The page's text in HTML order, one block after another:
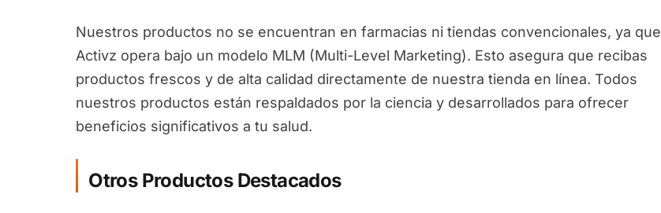
Nuestros productos no se encuentran en farmacias ni tiendas convencionales, ya que
Activz opera bajo un modelo MLM (Multi-Level Marketing). Esto asegura que recibas
productos frescos y de alta calidad directamente de nuestra tienda en línea. Todos
nuestros productos están respaldados por la ciencia y desarrollados para ofrecer
beneficios significativos a tu salud.
Otros Productos Destacados